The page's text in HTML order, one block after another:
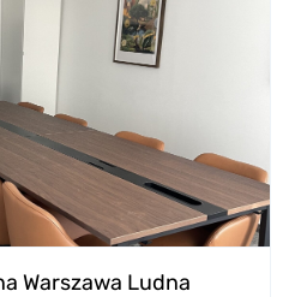
Warszawa Ludna